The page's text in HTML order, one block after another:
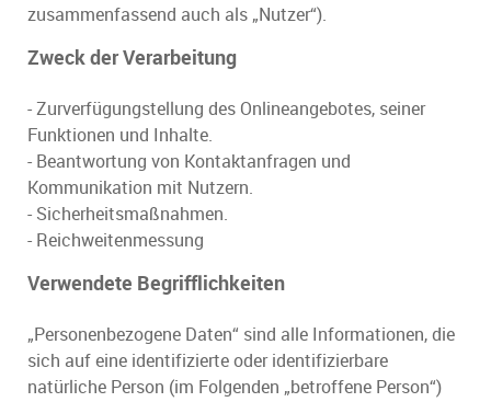
zusammenfassend auch als „Nutzer“).
Zweck der Verarbeitung
- Zurverfügungstellung des Onlineangebotes, seiner
Funktionen und Inhalte.
- Beantwortung von Kontaktanfragen und
Kommunikation mit Nutzern.
- Sicherheitsmaßnahmen.
- Reichweitenmessung
Verwendete Begrifflichkeiten
„Personenbezogene Daten“ sind alle Informationen, die
sich auf eine identifizierte oder identifizierbare
natürliche Person (im Folgenden „betroffene Person“)